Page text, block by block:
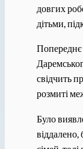
довгих
дітьми,
Попереднє
свідчить
розмиті
Було
віддалено,